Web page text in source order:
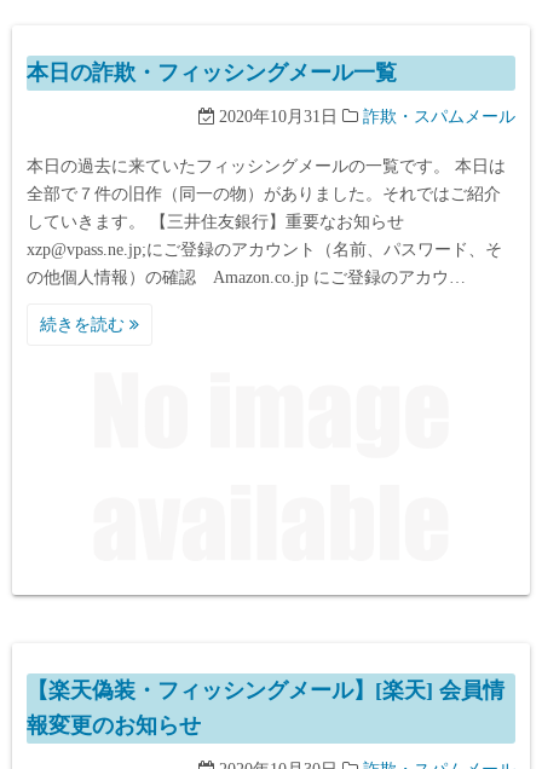
本日の詐欺・フィッシングメール一覧
2020年10月31日 詐欺・スパムメール
本日の過去に来ていたフィッシングメールの一覧です。 本日は
全部で７件の旧作（同一の物）がありました。それではご紹介
していきます。 【三井住友銀行】重要なお知らせ
xzp@vpass.ne.jp;にご登録のアカウント（名前、パスワード、そ
の他個人情報）の確認 Amazon.co.jp にご登録のアカウ…
続きを読む
【楽天偽装・フィッシングメール】[楽天] 会員情
報変更のお知らせ